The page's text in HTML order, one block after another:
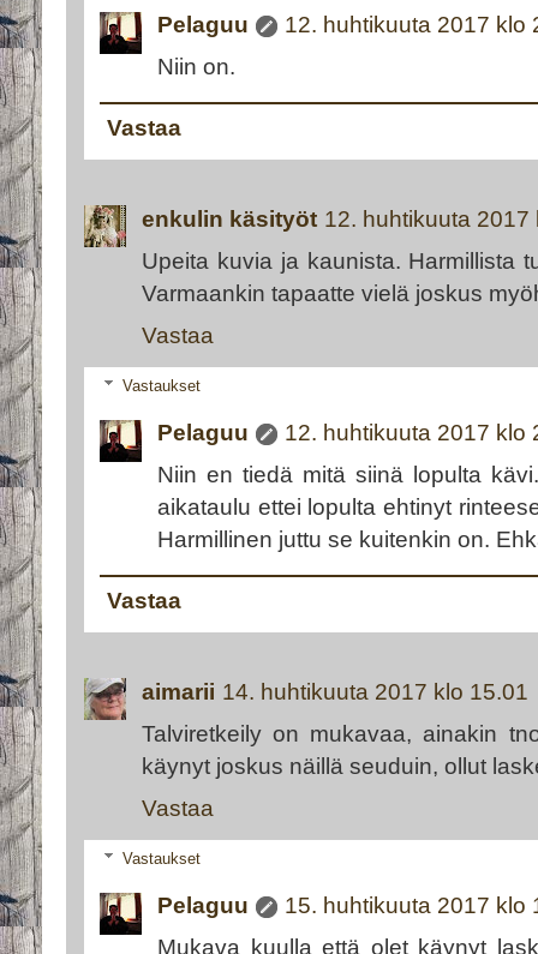
Pelaguu
12. huhtikuuta 2017 klo
Niin on.
Vastaa
enkulin käsityöt 12. huhtikuuta 2017
Upeita kuvia ja kaunista. Harmillista
Varmaankin tapaatte vielä joskus
Vastaa
Vastaukset
Pelaguu
12. huhtikuuta 2017 klo
Niin en tiedä mitä siinä lopulta
aikataulu ettei lopulta ehtinyt
Harmillinen juttu se kuitenkin on.
Vastaa
aimarii 14. huhtikuuta 2017 klo 15.01
Talviretkeily on mukavaa, ainakin
käynyt joskus näillä seuduin, ollut
Vastaa
Vastaukset
Pelaguu
15. huhtikuuta 2017 klo
Mukava kuulla että olet käynyt